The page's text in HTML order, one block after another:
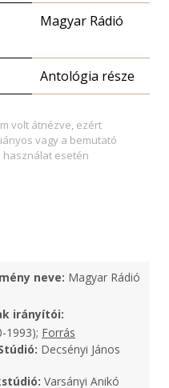
Magyar Rádió
Antológia része
volt átnézve, ezért
vagy a bemutató
használat esetén
neve: Magyar Rádió
irányítói:
1993); Forrás
Decsényi János
Varsányi Anikó